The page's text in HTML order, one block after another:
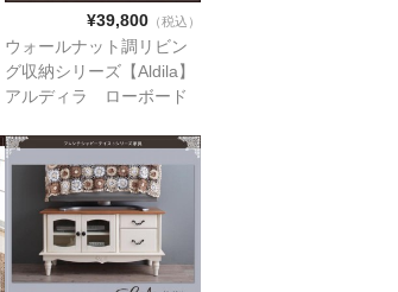
¥39,800 （税込）
ウォールナット調リビン
グ収納シリーズ【Aldila】
アルディラ ローボード